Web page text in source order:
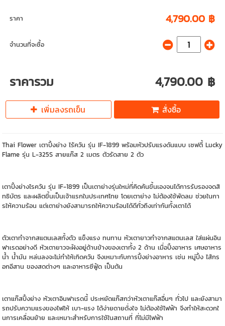
ราคา 4,790.00 ฿
จำนวนที่จะซื้อ
ราคารวม 4,790.00 ฿
เพิ่มลงรถเข็น สั่งซื้อ
Thai Flower เตาปิ้งย่าง ไร้ควัน รุ่น IF-1899 พร้อมหัวปรับแรงดันแบบ เซฟตี้ Lucky
Flame รุ่น L-325S สายแก๊ส 2 เมตร ตัวรัดสาย 2 ตัว
เตาปิ้งย่างไรควัน รุ่น IF-1899 เป็นเตาย่างรุ่นใหม่ที่คิดค้นขึ้นเองจนได้การรับรองจดสิ
ทธิบัตร และผลิตขึ้นเป็นเจ้าแรกในประเทศไทย โดยเตาย่าง ไม่ต้องใช้พัดลม ช่วยในกา
รให้ความร้อน แต่เตาย่างยังสามารถให้ความร้อนได้ดีทั่วถึงเท่ากันทั้งเตาได้
ตัวเตาทำจากสแตนเลสทั้งตัว แข็งแรง ทนทาน หัวเตายาวทำจากสแตนเลส ใส่แผ่นอิน
ฟาเรดอย่างดี หัวเตายาวจะฝังอยู่ด้านข้างของเตาทั้ง 2 ด้าน เมื่อปิ้งอาหาร เศษอาหาร
น้ำ น้ำมัน หล่นลงจะไม่ทำให้เกิดควัน จึงเหมาะกับการปิ้งย่างอาหาร เช่น หมู่ปิ้ง ไส้กร
อกอีสาน ของสดต่างๆ และอาหารซีฟู้ด เป็นต้น
เตาแก๊สปิ้งย่าง หัวเตาอินฟาเรดนี้ ประหยัดแก๊สกว่าหัวเตาแก๊สอื่นๆ ทั่วไป และยังสามา
รถปรับความแรงของไฟให้ เบา-แรง ได้ง่ายดายดั่งใจ ไม่ต้องใช้ไฟฟ้า จึงทำให้สะดวกใ
นการเคลื่อนย้าย และเหมาะสำหรับการใช้ในสถานที่ ที่ไม่มีไฟฟ้า